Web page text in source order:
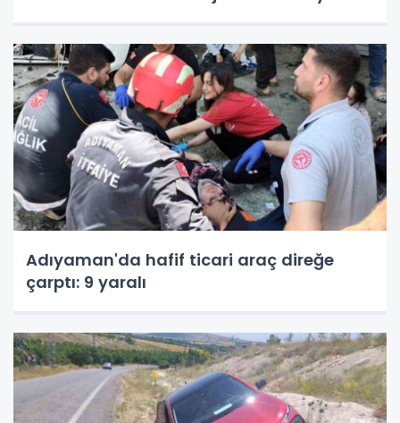
Adıyaman'da hafif ticari araç direğe
çarptı: 9 yaralı